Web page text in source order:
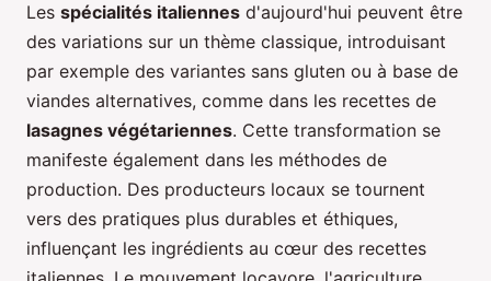
Les spécialités italiennes d'aujourd'hui peuvent être
des variations sur un thème classique, introduisant
par exemple des variantes sans gluten ou à base de
viandes alternatives, comme dans les recettes de
lasagnes végétariennes. Cette transformation se
manifeste également dans les méthodes de
production. Des producteurs locaux se tournent
vers des pratiques plus durables et éthiques,
influençant les ingrédients au cœur des recettes